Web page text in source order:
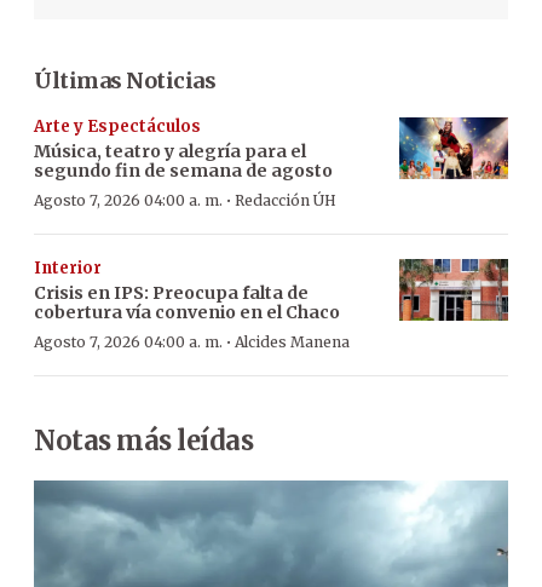
Últimas Noticias
Arte y Espectáculos
Música, teatro y alegría para el
segundo fin de semana de agosto
Agosto 7, 2026 04:00 a. m. · Redacción ÚH
Interior
Crisis en IPS: Preocupa falta de
cobertura vía convenio en el Chaco
Agosto 7, 2026 04:00 a. m. · Alcides Manena
Notas más leídas